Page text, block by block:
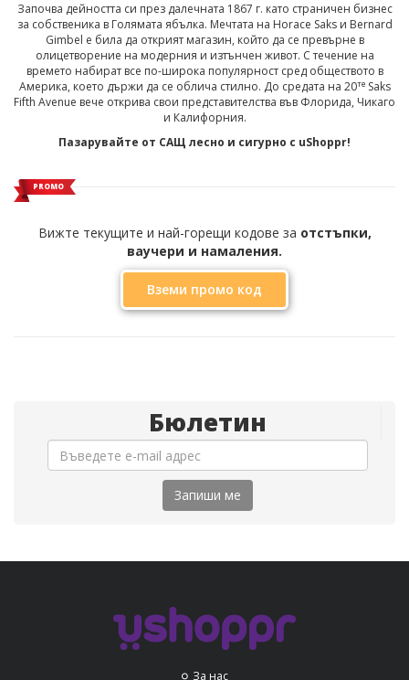
Започва дейността си през далечната 1867 г. като страничен бизнес
за собственика в Голямата ябълка. Мечтата на Horace Saks и Bernard
Gimbel е била да открият магазин, който да се превърне в
олицетворение на модерния и изтънчен живот. С течение на
времето набират все по-широка популярност сред обществото в
Америка, което държи да се облича стилно. До средата на 20те Saks
Fifth Avenue вече открива свои представителства във Флорида, Чикаго
и Калифорния.
Пазарувайте от САЩ лесно и сигурно с uShoppr!
PROMO
Вижте текущите и най-горещи кодове за отстъпки,
ваучери и намаления.
Вземи промо код
Бюлетин
Запиши ме
За нас